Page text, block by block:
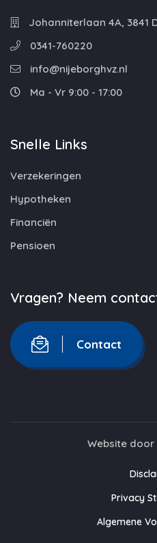
Johanniterlaan 4A, 3841
0341-760220
info@nijeborghvz.nl
Ma - Vr 9:00 - 17:00
Snelle Links
Verzekeringen
Hypotheken
Financiën
Pensioen
Vragen? Neem
Contact
Website door
Privacy
Algemene